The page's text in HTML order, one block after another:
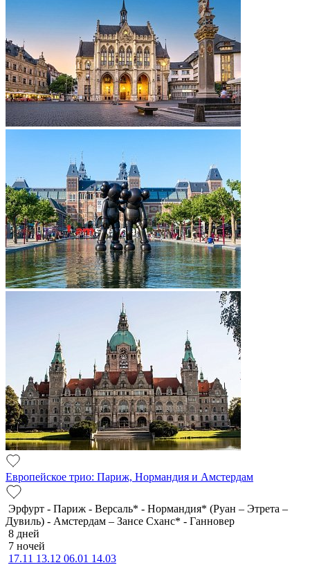
Европейское трио: Париж, Нормандия и Амстердам
Эрфурт - Париж - Версаль* - Нормандия* (Руан – Этрета –
Дувиль) - Амстердам – Зансе Сханс* - Ганновер
8 дней
7 ночей
17.11 13.12 06.01 14.03